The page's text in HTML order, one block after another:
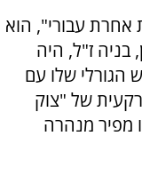
אחרת עבורי", הוא
אחיו הקטן, בניה ז"ל, היה
המפגש הגורלי שלו עם
של "צוק
מפיר מנהרה